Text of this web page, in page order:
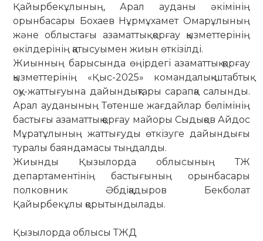
Қайырбекұлының, Арал ауданы әкімінің
орынбасары Бохаев Нұрмұхамет Омарұлының
және облыстағы азаматтық қорғау қызметтерінің
өкілдерінің қатысуымен жиын өткізілді.
​Жиынның барысында өңірдегі азаматтық қорғау
қызметтерінің «Қыс-2025» командалық-штабтық
оқу-жаттығуына дайындықтары сарапқа салынды.
Арал ауданының Төтенше жағдайлар бөлімінің
бастығы азаматтық қорғау майоры Сыдықов Айдос
Мұратұлының жаттығуды өткізуге дайындығы
туралы баяндамасы тыңдалды.
​Жиынды Қызылорда облысының ТЖ
департаментінің бастығының орынбасары
полковник Әбдіқадыров Бекболат
Қайырбекұлы қорытындылады.
Қызылорда облысы ТЖД